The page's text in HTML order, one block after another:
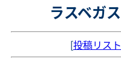
ラスベガ
[投稿リス